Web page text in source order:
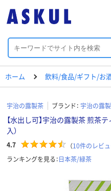
ホーム 飲料/食品/ギフト/お
宇治の露製茶 ブランド： 宇治の露
【水出し可】宇治の露製茶 煎茶
入）
4.7 （10件のレビ
ランキングを見る：日本茶/緑茶